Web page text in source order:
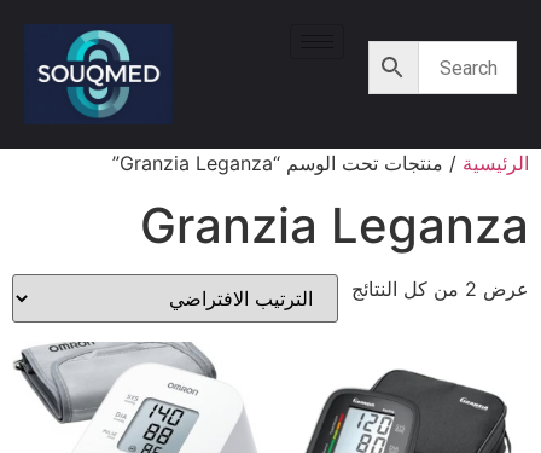
الرئيسية/ منتجات تحت الوسم “Granzia Leganza”
Granzia Leganza
عرض ⁦2⁩ من كل النتائج